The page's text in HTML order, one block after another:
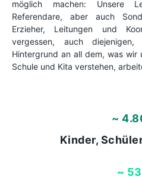
möglich machen: Unsere
Referendare, aber auch
Erzieher, Leitungen und
vergessen, auch
Hintergrund an all dem, was wir
Schule und Kita verstehen,
Kinder,
~
~